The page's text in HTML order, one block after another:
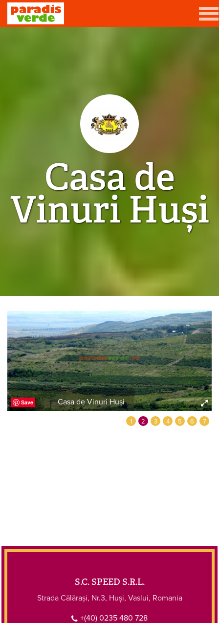
Casa de
Vinuri Huși
Save Casa de Vinuri Huși
S.C. SPEED S.R.L.
Strada Călărași, Nr.3, Huși, Vaslui, Romania
+(40) 0235 480 728